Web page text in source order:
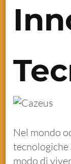
Nel mondo
modo di